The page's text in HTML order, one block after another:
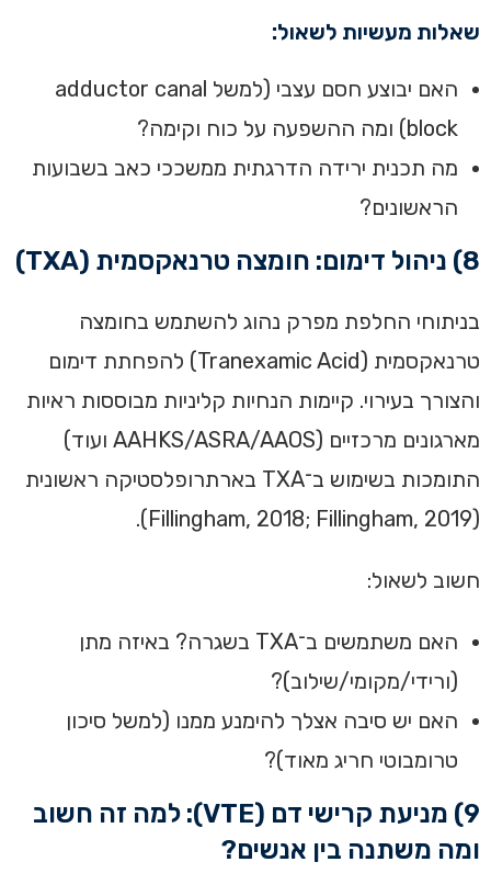
שאלות מעשיות לשאול:
האם יבוצע חסם עצבי (למשל adductor canal
block) ומה ההשפעה על כוח וקימה?
מה תכנית ירידה הדרגתית ממשככי כאב בשבועות
הראשונים?
8) ניהול דימום: חומצה טרנאקסמית (TXA)
בניתוחי החלפת מפרק נהוג להשתמש בחומצה
טרנאקסמית (Tranexamic Acid) להפחתת דימום
והצורך בעירוי. קיימות הנחיות קליניות מבוססות ראיות
מארגונים מרכזיים (AAHKS/ASRA/AAOS ועוד)
התומכות בשימוש ב־TXA בארתרופלסטיקה ראשונית
(Fillingham, 2018; Fillingham, 2019).
חשוב לשאול:
האם משתמשים ב־TXA בשגרה? באיזה מתן
(ורידי/מקומי/שילוב)?
האם יש סיבה אצלך להימנע ממנו (למשל סיכון
טרומבוטי חריג מאוד)?
9) מניעת קרישי דם (VTE): למה זה חשוב
ומה משתנה בין אנשים?